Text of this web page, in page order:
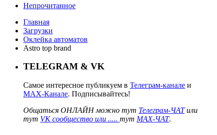
Непрочитанное
Главная
Загрузки
Оклейка автоматов
Astro top brand
TELEGRAM & VK
Самое интересное публикуем в Телеграм-канале и
MAX-Канале. Подписывайтесь!
Общаться ОНЛАЙН можно тут Телеграм-ЧАТили
тут VK сообщество или ..... тут MAX-ЧАТ.